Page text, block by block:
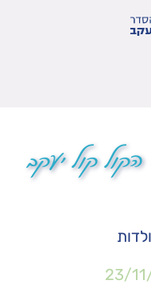
קול יעקב
23/